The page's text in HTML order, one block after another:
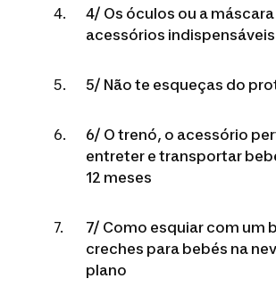
4/ Os óculos ou a máscara
acessórios indispensáveis
5/ Não te esqueças do
6/ O trenó, o acessório
entreter e transportar
12 meses
7/ Como esquiar com um
creches para bebés na
plano